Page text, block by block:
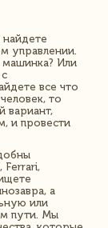
управлении.
Или
все что
то
вариант,
и провести
Ferrari,
а
или
пути. Мы